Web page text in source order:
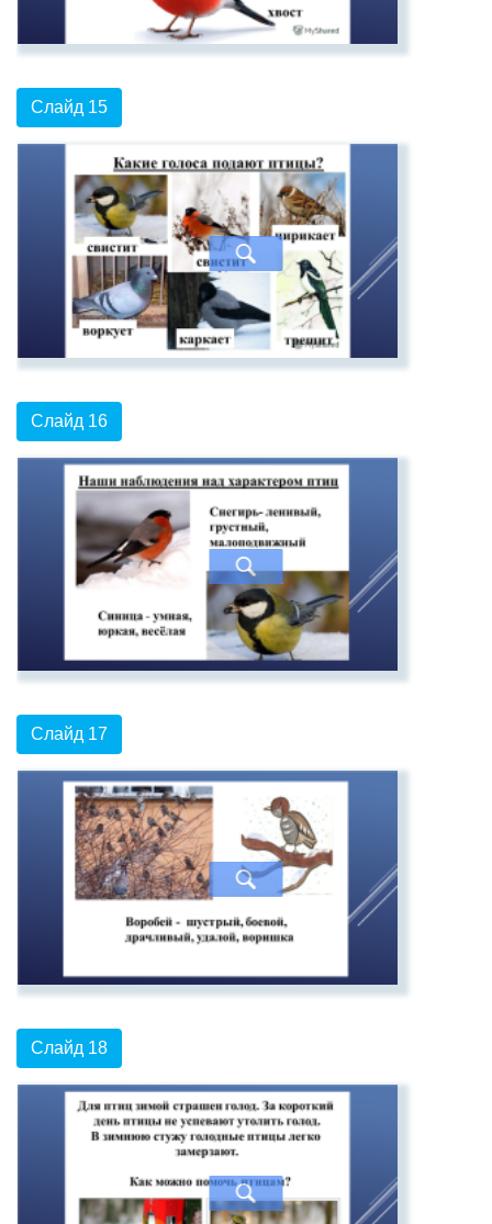
Слайд 15
Слайд 16
Слайд 17
Слайд 18